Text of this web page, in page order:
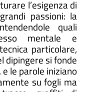
l’esigenza di
passioni: la
quali
mentale e
particolare,
dipingere si fonde
le parole iniziano
su fogli ma